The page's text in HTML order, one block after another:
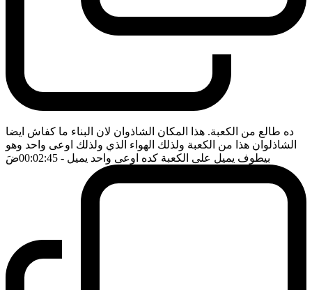
ده طالع من الكعبة. هذا المكان الشاذوان لان البناء ما كفاش ايضا
الشاذلوان هذا من الكعبة ولذلك الهواء الذي ولذلك اوعى واحد وهو
بيطوف يميل على الكعبة كده اوعى واحد يميل - 00:02:45 ضَ